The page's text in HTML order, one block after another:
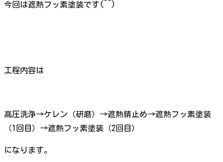
今回は遮熱フッ素塗装です(^^)
工程内容は
高圧洗浄→ケレン（研磨）→遮熱錆止め→遮熱フッ素塗装
（1回目）→遮熱フッ素塗装（2回目）
になります。